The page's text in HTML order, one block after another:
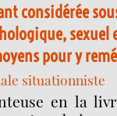
considérée
sexuel
pour y
situationniste
en la